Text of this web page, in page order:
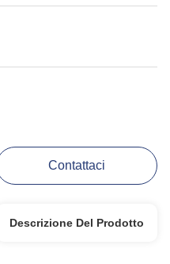
Contattaci
Descrizione Del Prodotto